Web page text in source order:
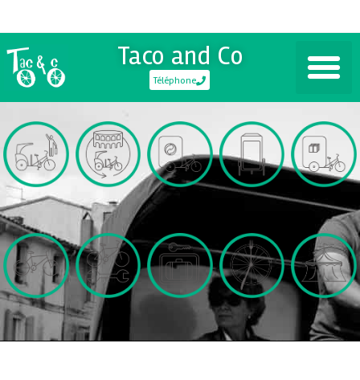
Taco and Co
Téléphone